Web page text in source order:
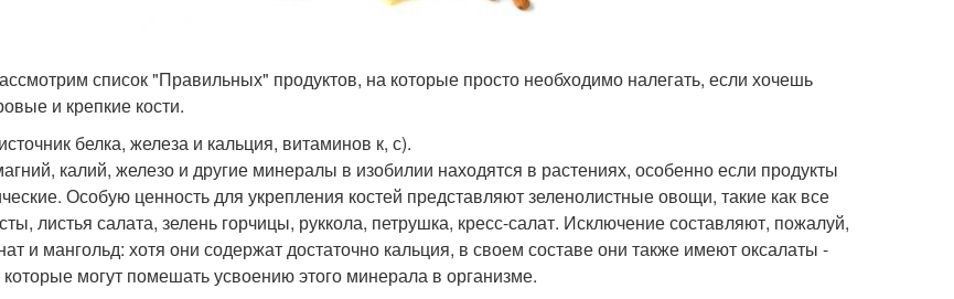
список "Правильных" продуктов, на которые просто необходимо налегать, если хочешь
и крепкие кости.
белка, железа и кальция, витаминов к, с).
калий, железо и другие минералы в изобилии находятся в растениях, особенно если продукты
Особую ценность для укрепления костей представляют зеленолистные овощи, такие как все
листья салата, зелень горчицы, руккола, петрушка, кресс-салат. Исключение составляют, пожалуй,
и мангольд: хотя они содержат достаточно кальция, в своем составе они также имеют оксалаты -
могут помешать усвоению этого минерала в организме.